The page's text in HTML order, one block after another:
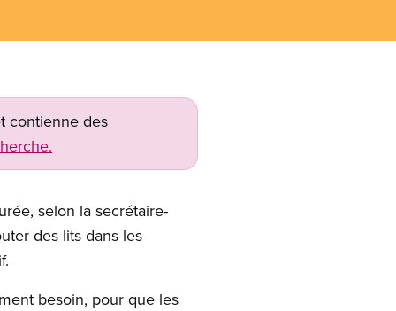
contienne des
selon la secrétaire-
des lits dans les
besoin, pour que les